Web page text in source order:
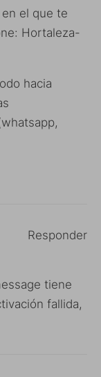
el que te
Hortaleza-
hacia
tiene
fallida,
Responder